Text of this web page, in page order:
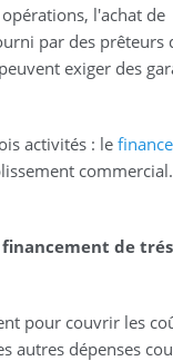
l'achat de
par des prêteurs
exiger des
activités : le
commercial.
de
pour couvrir les
autres dépenses